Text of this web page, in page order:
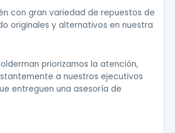
con gran variedad de repuestos de
originales y alternativos en nuestra
priorizamos la atención,
a nuestros ejecutivos
entreguen una asesoría de